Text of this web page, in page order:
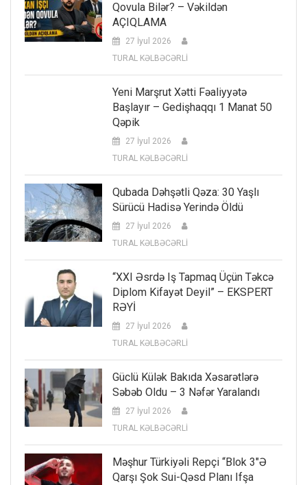
Qovula Bilər? – Vəkildən
AÇIQLAMA
27 İyul 2026
TURAL KƏLBƏCƏRLİ
Yeni Marşrut Xətti Fəaliyyətə
Başlayır – Gedişhaqqı 1 Manat 50
Qəpik
27 İyul 2026
TURAL KƏLBƏCƏRLİ
Qubada Dəhşətli Qəza: 30 Yaşlı
Sürücü Hadisə Yerində Öldü
27 İyul 2026
TURAL KƏLBƏCƏRLİ
“XXI Əsrdə Iş Tapmaq Üçün Təkcə
Diplom Kifayət Deyil” – EKSPERT
RƏYİ
27 İyul 2026
TURAL KƏLBƏCƏRLİ
Güclü Külək Bakıda Xəsarətlərə
Səbəb Oldu – 3 Nəfər Yaralandı
27 İyul 2026
TURAL KƏLBƏCƏRLİ
Məşhur Türkiyəli Repçi “Blok 3″ə
Qarşı Şok Sui-Qəsd Planı Ifşa